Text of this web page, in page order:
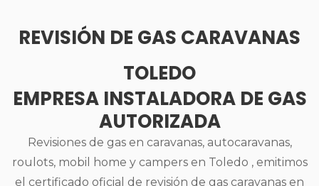
REVISIÓN DE GAS CARAVANAS
TOLEDO
EMPRESA INSTALADORA DE GAS
AUTORIZADA
Revisiones de gas en caravanas, autocaravanas,
roulots, mobil home y campers en Toledo , emitimos
el certificado oficial de revisión de gas caravanas en